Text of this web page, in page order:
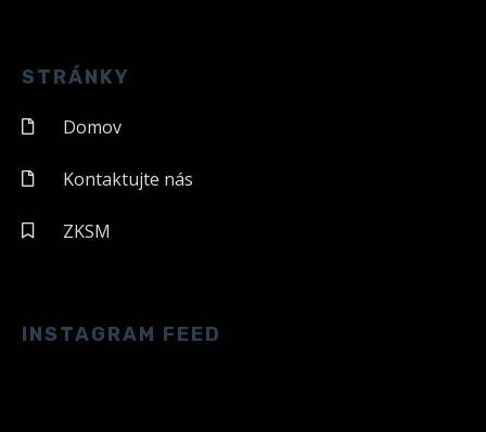
STRÁNKY
Domov
Kontaktujte nás
ZKSM
INSTAGRAM FEED